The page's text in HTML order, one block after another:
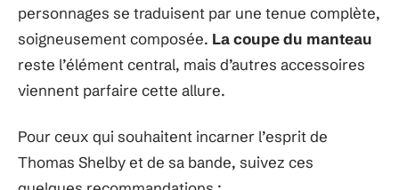
personnages se traduisent par une tenue complète,
soigneusement composée. La coupe du manteau
reste l’élément central, mais d’autres accessoires
viennent parfaire cette allure.
Pour ceux qui souhaitent incarner l’esprit de
Thomas Shelby et de sa bande, suivez ces